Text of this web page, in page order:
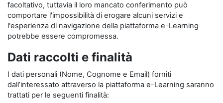
facoltativo, tuttavia il loro mancato conferimento può
comportare l'impossibilità di erogare alcuni servizi e
l'esperienza di navigazione della piattaforma e-Learning
potrebbe essere compromessa.
Dati raccolti e finalità
I dati personali (Nome, Cognome e Email) forniti
dall’interessato attraverso la piattaforma e-Learning saranno
trattati per le seguenti finalità: